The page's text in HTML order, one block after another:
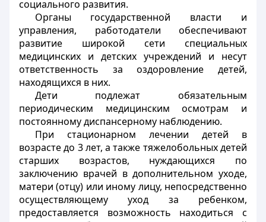
социального развития.
Органы государственной власти и
управления, работодатели обеспечивают
развитие широкой сети специальных
медицинских и детских учреждений и несут
ответственность за оздоровление детей,
находящихся в них.
Дети подлежат обязательным
периодическим медицинским осмотрам и
постоянному диспансерному наблюдению.
При стационарном лечении детей в
возрасте до 3 лет, а также тяжелобольных детей
старших возрастов, нуждающихся по
заключению врачей в дополнительном уходе,
матери (отцу) или иному лицу, непосредственно
осуществляющему уход за ребенком,
предоставляется возможность находиться с